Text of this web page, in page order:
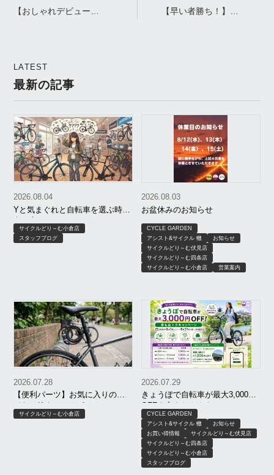
【おしゃれデビュー
れ＆安心で最高！
【早い者勝ち！】
LATEST
最新の記事
Yと気まぐれと自転車を選ぶ時の
考え方
2026.08.04
サイクルどり～む小倉店
スタッフブログ
お盆休みのお知らせ
2026.08.03
CYCLE GARDEN
アシスト&サイクル 轍
お知らせ
サイクルどり～む伏見店
サイクルどり～む四条店
サイクルどり～む小倉店
営業案内
【便利パーツ】お気に入りのワ
イヤー錠をシートポストに！
2026.07.28
サイクルどり～む小倉店
きょうぽで自転車が最大3,000円
OFF｜京もおトクキャンペーン
【8月限定】｜京都 サイクルどり
～む、アシスト＆サイクル轍、
サイクルガーデン
2026.07.29
CYCLE GARDEN
アシスト&サイクル 轍
お知らせ
お買い得情報
サイクルどり～む伏見店
サイクルどり～む四条店
サイクルどり～む小倉店
スタッフブログ